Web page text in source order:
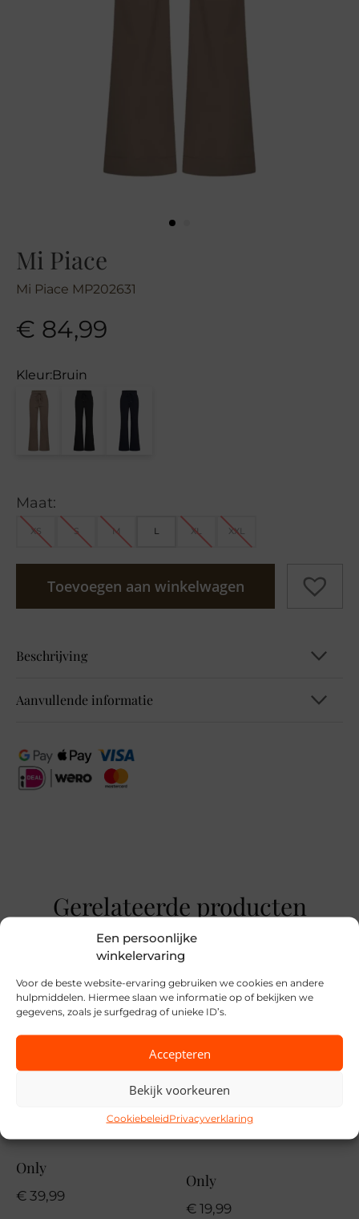
Een persoonlijke
winkelervaring
Voor de beste website-ervaring gebruiken we cookies en andere
hulpmiddelen. Hiermee slaan we informatie op of bekijken we
gegevens, zoals je surfgedrag of unieke ID’s.
Accepteren
Bekijk voorkeuren
CookiebeleidPrivacyverklaring
Mi Piace
Mi Piace MP202631
€ 84,99
Kleur:Bruin
Maat:
XS S M L XL XXL
Toevoegen aan winkelwagen
Beschrijving
Merk: MI PIACE
Model: 202136
Type: Heavy travel broek
Kreukvrij & vormvast
Perfect voor set combinaties
Materiaal (MI PIACE Travelstof)
84% Polyamide
16% Elastaan
Heavy travelstof
Aanvullende informatie
Bruin
Seizoen
MPN
BONDED FALCON Trousers Straight 089
Bonded
Gerelateerde producten
Only
€ 39,99
Only
€ 19,99